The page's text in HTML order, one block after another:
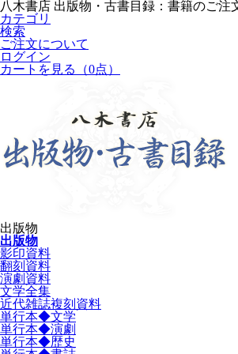
八木書店 出版物・古書目録：書籍のご注
カテゴリ
検索
ご注文について
ログイン
カートを見る
（0点）
出版物
出版物
影印資料
翻刻資料
演劇資料
文学全集
近代雑誌複刻資料
単行本◆文学
単行本◆演劇
単行本◆歴史